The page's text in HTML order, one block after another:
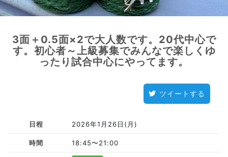
3面＋0.5面×2で大人数です。20代中心で
す。初心者～上級募集でみんなで楽しくゆ
ったり試合中心にやってます。
ツイートする
日程 2026年1月26日(月)
時間 18:45〜21:00